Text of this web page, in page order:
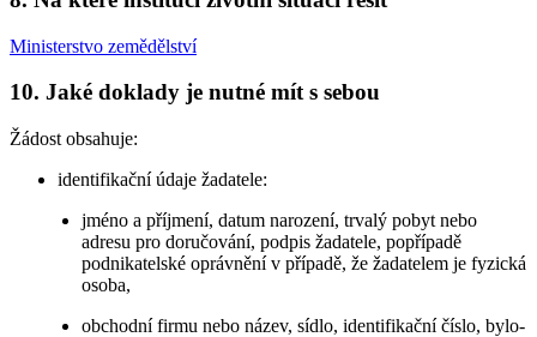
Ministerstvo zemědělství
10. Jaké doklady je nutné mít s sebou
Žádost obsahuje:
identifikační údaje žadatele:
jméno a příjmení, datum narození, trvalý pobyt nebo
adresu pro doručování, podpis žadatele, popřípadě
podnikatelské oprávnění v případě, že žadatelem je fyzická
osoba,
obchodní firmu nebo název, sídlo, identifikační číslo, bylo-